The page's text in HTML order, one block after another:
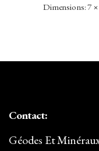
Dimensions: 7
Contact:
Géodes Et